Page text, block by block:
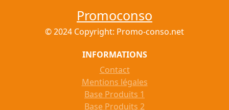
Promoconso
© 2024 Copyright: Promo-conso.net
INFORMATIONS
Contact
Mentions légales
Base Produits 1
Base Produits 2